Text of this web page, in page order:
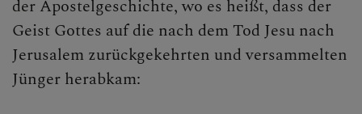
der Apostelgeschichte, wo es heißt, dass der
Geist Gottes auf die nach dem Tod Jesu nach
Jerusalem zurückgekehrten und versammelten
Jünger herabkam: